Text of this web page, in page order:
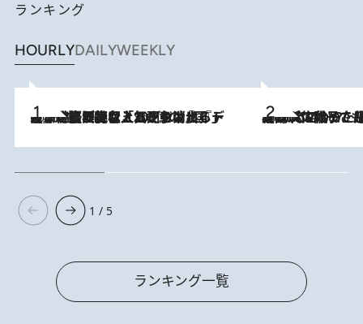
ランキング
HOURLYDAILYWEEKLY
2026.8.5
【なぜ吉沢亮は「気配を消せる」のか？】興行収入208億の『国宝』を経て挑むミュージカル『ディア・エヴァン・ハンセン』。トップ俳優が舞台上でさらけ出した“孤独”とは 2026.8.5
【阿川佐和子さんの年とる力】なぜ70代で始めた趣味は“こんなに楽しい”のか？ ピアノ、俳句…スランプに陥っても続けられる“ある秘訣”とは
1 / 5
ランキング一覧